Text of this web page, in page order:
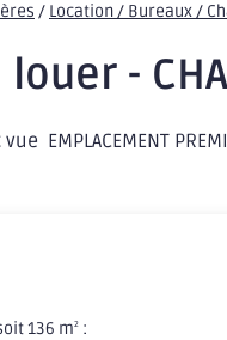
/ Location / Bureaux /
-
 EMPLACEMENT
136 m2 :